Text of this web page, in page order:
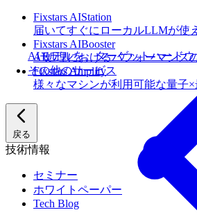
Fixstars AIStation
届いてすぐにローカルLLMが使
Fixstars AIBooster
AI処理におけるパフォーマンス
Fixstars Amplify
様々なマシンが利用可能な量子
戻る
技術情報
セミナー
ホワイトペーパー
Tech Blog
AIモデルを、ターゲットハード
その他のサービス